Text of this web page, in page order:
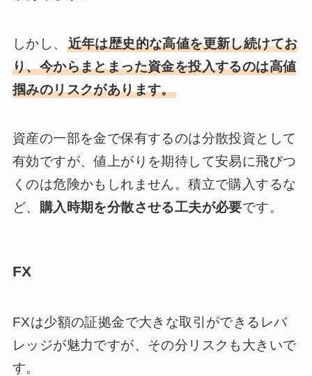
しかし、 近年は歴史的な高値を更新し続けてお
り、今からまとまった資金を投入するのは高値
掴みのリスクがあります。
資産の一部を金で保有するのは分散投資として
有効ですが、値上がりを期待して安易に飛びつ
くのは危険かもしれません。積立で購入するな
ど、 購入時期を分散させる工夫が必要です。
FX
FXは少額の証拠金で大きな取引ができるレバ
レッジが魅力ですが、その分リスクも大きいで
す。